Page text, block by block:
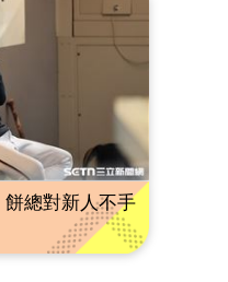
總對新人不手